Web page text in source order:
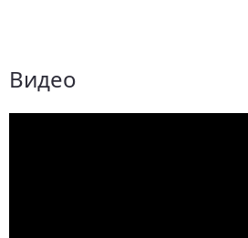
Видео